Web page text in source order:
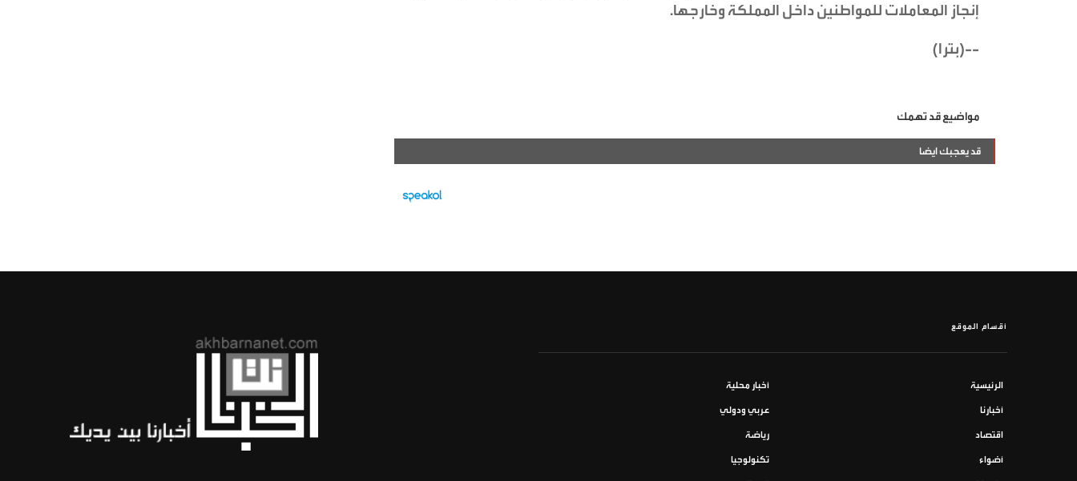
إنجاز المعاملات للمواطنين داخل المملكة وخارجها.
--(بترا)
مواضيع قد تهمك
قد يعجبك ايضا
أقسام الموقع
الرئيسية أخبار محلية
أخبارنا عربي ودولي
اقتصاد رياضة
أضواء تكنولوجيا